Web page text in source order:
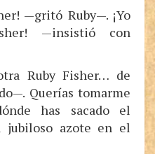
—gritó Ruby—. ¡Yo
—insistió con
Ruby Fisher… de
Querías tomarme
has sacado el
azote en el